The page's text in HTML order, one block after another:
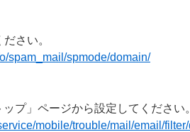
さい。
spam_mail/spmode/domain/
プ」ページから設定してください。
mobile/trouble/mail/email/